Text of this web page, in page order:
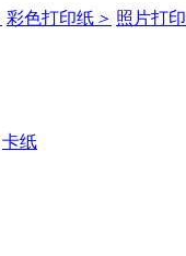
彩色打印纸 ＞ 照片打
卡纸